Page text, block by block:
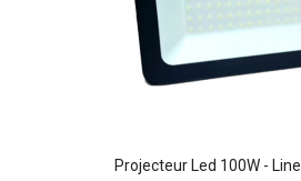
Projecteur Led 100W - Line